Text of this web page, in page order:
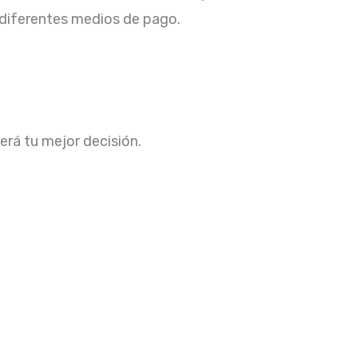
medios de pago.
tu mejor decisión.